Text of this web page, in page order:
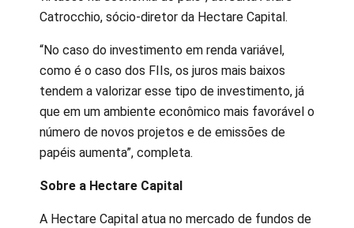
Catrocchio, sócio-diretor da Hectare Capital.
“No caso do investimento em renda variável,
como é o caso dos FIIs, os juros mais baixos
tendem a valorizar esse tipo de investimento, já
que em um ambiente econômico mais favorável o
número de novos projetos e de emissões de
papéis aumenta”, completa.
Sobre a Hectare Capital
A Hectare Capital atua no mercado de fundos de